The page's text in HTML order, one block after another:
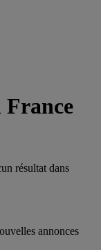
France
résultat dans
annonces